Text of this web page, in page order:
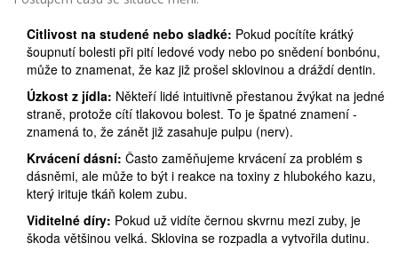
Citlivost na studené nebo sladké: Pokud pocítíte krátký
šoupnutí bolesti při pití ledové vody nebo po snědení bonbónu,
může to znamenat, že kaz již prošel sklovinou a dráždí dentin.
Úzkost z jídla: Někteří lidé intuitivně přestanou žvýkat na jedné
straně, protože cítí tlakovou bolest. To je špatné znamení -
znamená to, že zánět již zasahuje pulpu (nerv).
Krvácení dásní: Často zaměňujeme krvácení za problém s
dásněmi, ale může to být i reakce na toxiny z hlubokého kazu,
který irituje tkáň kolem zubu.
Viditelné díry: Pokud už vidíte černou skvrnu mezi zuby, je
škoda většinou velká. Sklovina se rozpadla a vytvořila dutinu.